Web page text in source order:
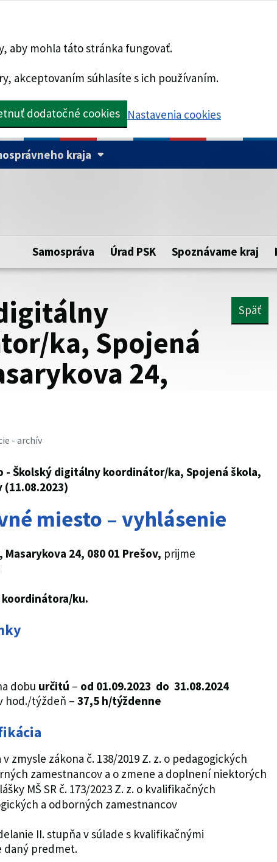
aby mohla táto stránka fungovať.
akceptovaním súhlasíte s ich používaním.
dodatočné cookies Nastavenia cookies
kraja
samosprávneho kraja.
Táto stránka je
zabezpečenú
https:// pred
Samospráva Úrad PSK Spoznávame kraj
ka, Spojená
24,
Späť
- archív
- Školský digitálny koordinátor/ka, Spojená škola,
(11.08.2023)
miesto – vyhlásenie
Masarykova 24, 080 01 Prešov, prijme
ku.
dobu určitú – od 01.09.2023 do 31.08.2024
hod./týždeň – 37,5 h/týždenne
zmysle zákona č. 138/2019 Z. z. o pedagogických
zamestnancov a o zmene a doplnení niektorých
MŠ SR č. 173/2023 Z. z. o kvalifikačných
a odborných zamestnancov
II. stupňa v súlade s kvalifikačnými
daný predmet.